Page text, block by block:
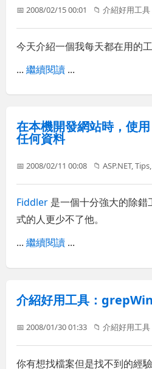
📅 2008/02/15 00:01 📁介紹好用工具
今天介紹一個我每天都在用的
...繼續閱讀 ...
在本機開發網站時，使
任何資料
📅 2008/02/11 00:08 📁ASP.NET,Tips
Fiddler 是一個十分強大的除
式的人更少不了他。
...繼續閱讀 ...
介紹好用工具：grepWin
📅 2008/01/30 01:33 📁介紹好用工具
你有想找檔案但是找不到的經